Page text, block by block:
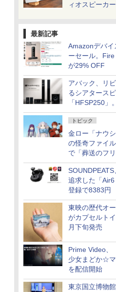
ィオスピーカ
最新記事
Amazonデバイ
ーセール。
が29% OFF
アバック、リ
るシアタース
「HFSP250」
ルフはペア3万
トピック
金ロー「ナウ
の怪奇ファイ
で「葬送のフ
配信など。夏
報
SOUNDPEATS
追求した「
登録で8383円
東映の歴代オ
がカプセルト
月下旬発売
Prime Video、
少女まどか☆
を配信開始
東京国立博物